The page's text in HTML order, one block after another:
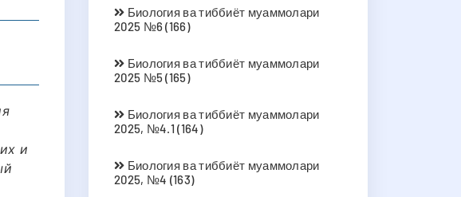
и
Биология ва тиббиёт муаммолари
2025 №6 (166)
Биология ва тиббиёт муаммолари
2025 №5 (165)
Биология ва тиббиёт муаммолари
2025, №4.1 (164)
Биология ва тиббиёт муаммолари
2025, №4 (163)